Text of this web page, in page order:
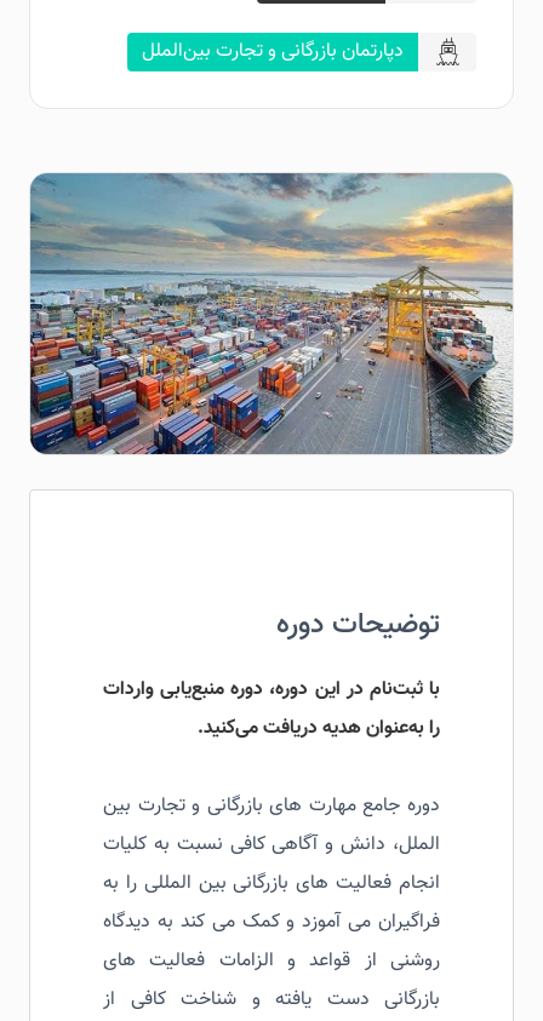
دپارتمان بازرگانی و تجارت بین‌الملل
توضیحات دوره
با ثبت‌نام در این دوره، دوره منبع‌یابی واردات
را به‌عنوان هدیه دریافت می‌کنید.
دوره جامع مهارت های بازرگانی و تجارت بین
الملل، دانش و آگاهی کافی نسبت به کلیات
انجام فعالیت های بازرگانی بین المللی را به
فراگیران می آموزد و کمک می کند به دیدگاه
روشنی از قواعد و الزامات فعالیت های
بازرگانی دست یافته و شناخت کافی از